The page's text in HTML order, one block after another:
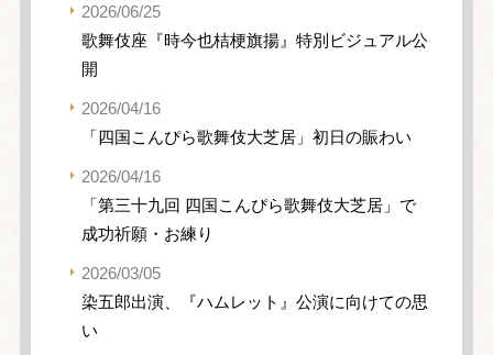
2026/06/25
歌舞伎座『時今也桔梗旗揚』特別ビジュアル公
開
2026/04/16
「四国こんぴら歌舞伎大芝居」初日の賑わい
2026/04/16
「第三十九回 四国こんぴら歌舞伎大芝居」で
成功祈願・お練り
2026/03/05
染五郎出演、『ハムレット』公演に向けての思
い